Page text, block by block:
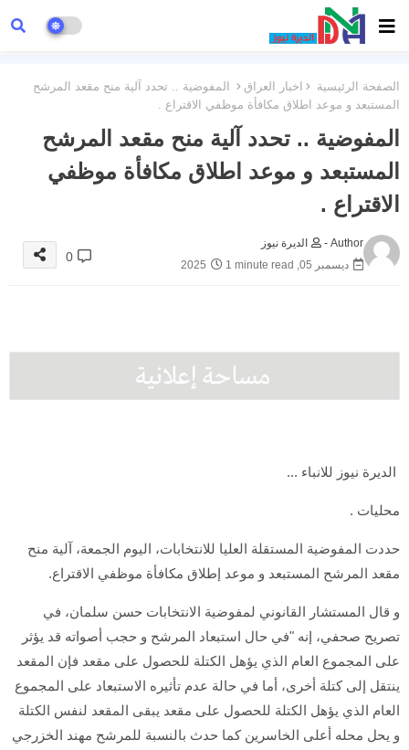
الصفحة الرئيسية اخبار العراق
المفوضية .. تحدد آلية منح مقعد المرشح
المستبعد و موعد اطلاق مكافأة موظفي الاقتراع .
المفوضية .. تحدد آلية منح مقعد المرشح
المستبعد و موعد اطلاق مكافأة موظفي
الاقتراع .
Author -
الديرة نيوز
ديسمبر 05, 2025
1 minute read
0
الديرة نيوز للانباء ...
محليات .
حددت المفوضية المستقلة العليا للانتخابات، اليوم الجمعة، آلية منح
مقعد المرشح المستبعد و موعد إطلاق مكافأة موظفي الاقتراع.
و قال المستشار القانوني لمفوضية الانتخابات حسن سلمان، في
تصريح صحفي، إنه "في حال استبعاد المرشح و حجب أصواته قد يؤثر
على المجموع العام الذي يؤهل الكتلة للحصول على مقعد فإن المقعد
ينتقل إلى كتلة أخرى، أما في حالة عدم تأثيره الاستبعاد على المجموع
العام الذي يؤهل الكتلة للحصول على مقعد يبقى المقعد لنفس الكتلة
و يحل محله أعلى الخاسرين كما حدث بالنسبة للمرشح مهند الخزرجي